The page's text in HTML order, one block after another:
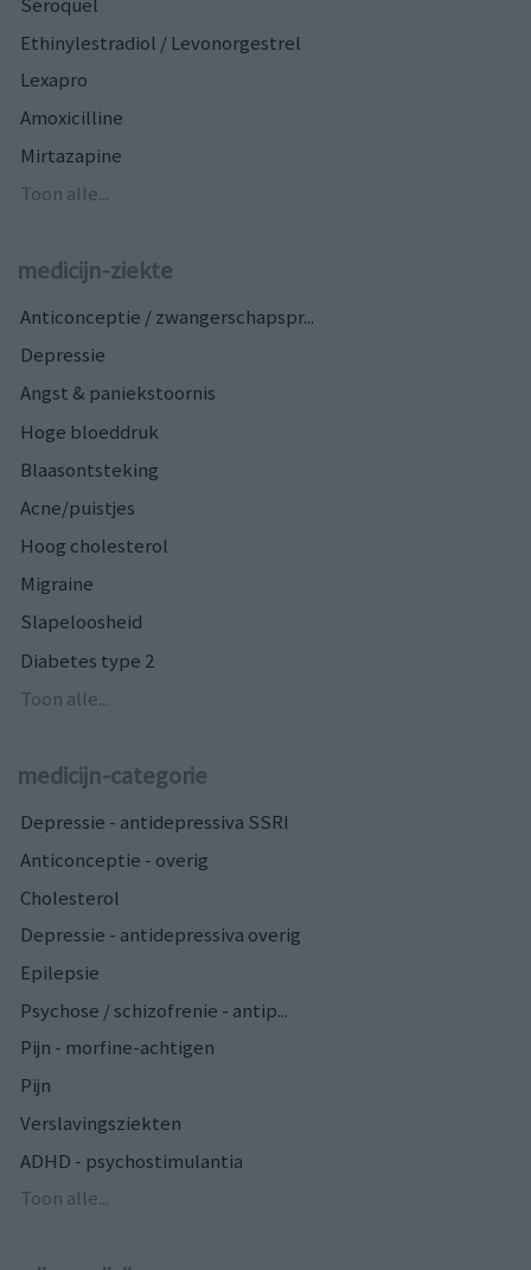
Ethinylestradiol / Levonorgestrel
Lexapro
Amoxicilline
Mirtazapine
Toon alle...
medicijn-ziekte
Anticonceptie / zwangerschapspr...
Depressie
Angst & paniekstoornis
Hoge bloeddruk
Blaasontsteking
Acne/puistjes
Hoog cholesterol
Migraine
Slapeloosheid
Diabetes type 2
Toon alle...
medicijn-categorie
Depressie - antidepressiva SSRI
Anticonceptie - overig
Cholesterol
Depressie - antidepressiva overig
Epilepsie
Psychose / schizofrenie - antip...
Pijn - morfine-achtigen
Pijn
Verslavingsziekten
ADHD - psychostimulantia
Toon alle...